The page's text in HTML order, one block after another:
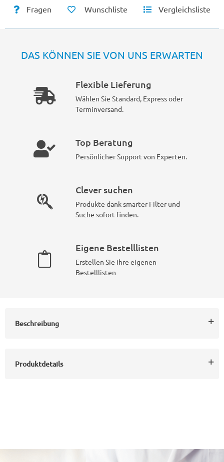
Fragen Wunschliste Vergleichsliste
DAS KÖNNEN SIE VON UNS ERWARTEN
Flexible Lieferung
Wählen Sie Standard, Express oder
Terminversand.
Top Beratung
Persönlicher Support von Experten.
Clever suchen
Produkte dank smarter Filter und
Suche sofort finden.
Eigene Bestelllisten
Erstellen Sie ihre eigenen
Bestelllisten
Beschreibung
Produktdetails